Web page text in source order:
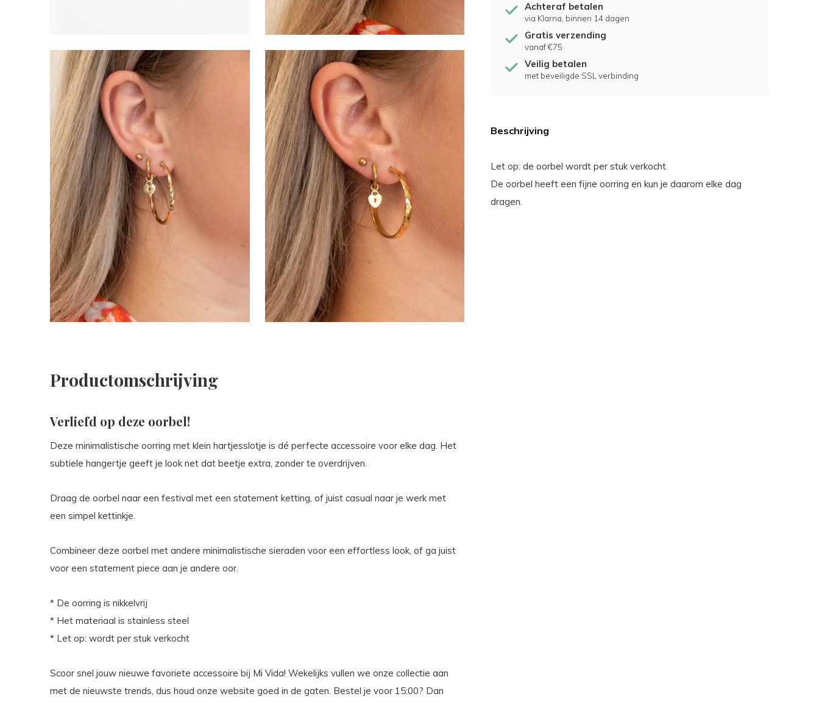
Achteraf betalen
via Klarna, binnen 14 dagen
Gratis verzending
vanaf €75
Veilig betalen
met beveiligde SSL verbinding
Beschrijving
Let op: de oorbel wordt per stuk verkocht.
De oorbel heeft een fijne oorring en kun je daarom elke dag
dragen.
Productomschrijving
Verliefd op deze oorbel!
Deze minimalistische oorring met klein hartjesslotje is dé perfecte accessoire voor elke dag. Het
subtiele hangertje geeft je look net dat beetje extra, zonder te overdrijven.
Draag de oorbel naar een festival met een statement ketting, of juist casual naar je werk met
een simpel kettinkje.
Combineer deze oorbel met andere minimalistische sieraden voor een effortless look, of ga juist
voor een statement piece aan je andere oor.
* De oorring is nikkelvrij
* Het materiaal is stainless steel
* Let op: wordt per stuk verkocht
Scoor snel jouw nieuwe favoriete accessoire bij Mi Vida! Wekelijks vullen we onze collectie aan
met de nieuwste trends, dus houd onze website goed in de gaten. Bestel je voor 15:00? Dan